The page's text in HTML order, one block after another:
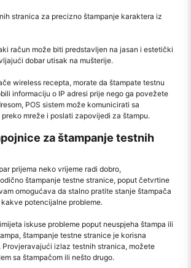
stranica za precizno štampanje karaktera iz
račun može biti predstavljen na jasan i estetički
dobar utisak na mušterije.
wireless recepta, morate da štampate testnu
informaciju o IP adresi prije nego ga povežete
POS sistem može komunicirati sa
mreže i poslati zapovijedi za štampu.
za štampanje testnih
prijema neko vrijeme radi dobro,
štampanje testne stranice, poput četvrtine
omogućava da stalno pratite stanje štampača
potencijalne probleme.
iskuse probleme poput neuspjeha štampa ili
štampanje testne stranice je korisna
izlaz testnih stranica, možete
sa štampačom ili nešto drugo.